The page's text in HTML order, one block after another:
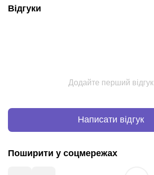
Відгуки
Додайте перший відгук
Написати відгук
Поширити у соцмережах